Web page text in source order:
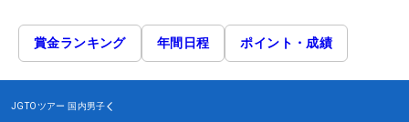
賞金ランキング 年間日程 ポイント・成績
JGTOツアー 国内男子